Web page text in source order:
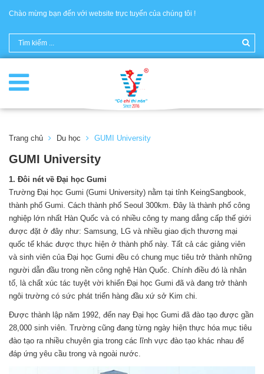
Chào mừng bạn đến với website trực tuyến của chúng tôi !
Trang chủ Du học GUMI University
GUMI University
1. Đôi nét về Đại học Gumi
Trường Đại học Gumi (Gumi University) nằm tại tỉnh KeingSangbook,
thành phố Gumi. Cách thành phố Seoul 300km. Đây là thành phố công
nghiệp lớn nhất Hàn Quốc và có nhiều công ty mang dẳng cấp thế giới
được đặt ở đây như: Samsung, LG và nhiều giao dịch thương mại
quốc tế khác được thực hiện ở thành phố này. Tất cả các giảng viên
và sinh viên của Đại học Gumi đều có chung mục tiêu trở thành những
người dẫn đầu trong nền công nghệ Hàn Quốc. Chính điều đó là nhân
tố, là chất xúc tác tuyệt vời khiến Đại học Gumi đã và đang trở thành
ngôi trường có sức phát triển hàng đầu xứ sở Kim chi.
Được thành lập năm 1992, đến nay Đại học Gumi đã đào tạo được gần
28,000 sinh viên. Trường cũng đang từng ngày hiện thực hóa mục tiêu
đào tạo ra nhiều chuyên gia trong các lĩnh vực đào tạo khác nhau để
đáp ứng yêu cầu trong và ngoài nước.